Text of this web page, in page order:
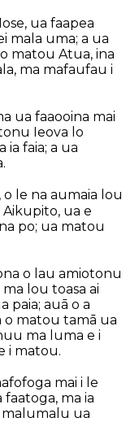
ua faapea
mala uma; a ua
matou Atua, ina
ma mafaufau i
ua faaooina mai
Ieova lo
faia; a ua
le na aumaia lou
ua e
po; ua matou
o lau amiotonu
lou toasa ai
paia; auā o a
o matou tamā ua
ma luma e i
i matou.
mai i le
ma ia
ua